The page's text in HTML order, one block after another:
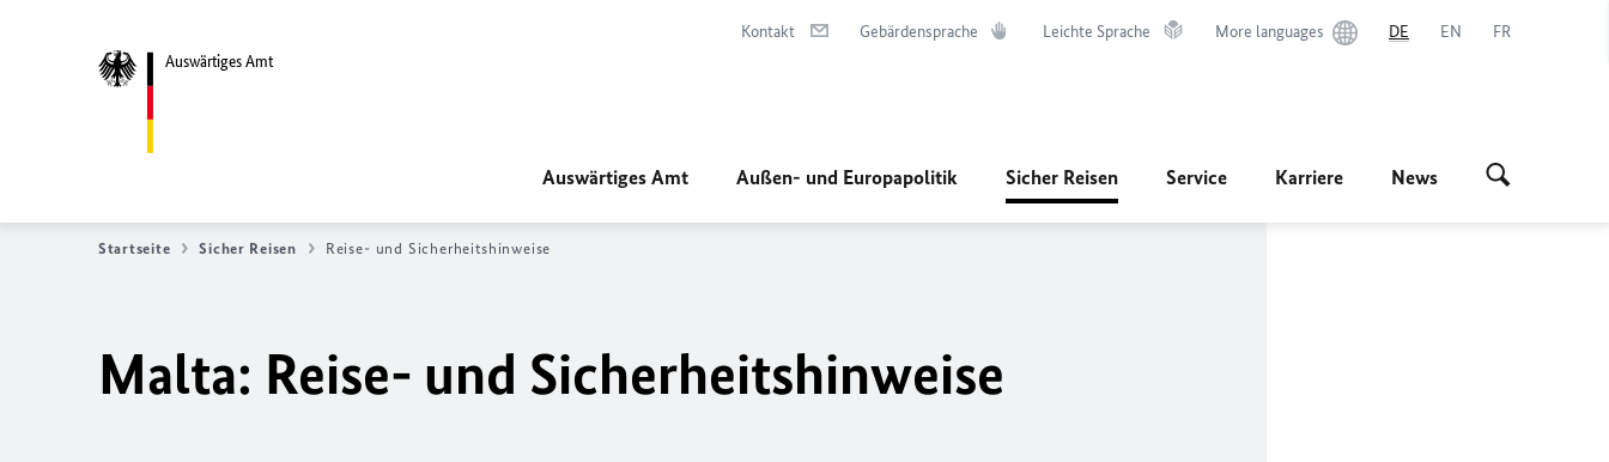
Auswärtiges Amt
Kontakt Gebärdensprache Leichte Sprache More languages DE EN FR
Auswärtiges Amt Außen- und Europapolitik Sicher Reisen Service Karriere News
Startseite Sicher Reisen Reise- und Sicherheitshinweise
Malta: Reise- und Sicherheitshinweise